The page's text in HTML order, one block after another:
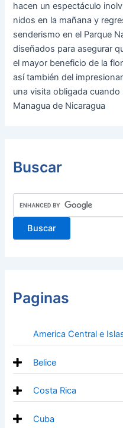
hacen un espectáculo
nidos en la mañana y
senderismo en el Parque
diseñados para asegurar
el mayor beneficio de la
así también del
una visita obligada
Managua de Nicaragua
Buscar
Paginas
America Central e
Belice
Costa Rica
Cuba